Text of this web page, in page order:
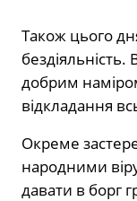
Також цього
добрим
відкладання
Окреме
народними
давати в борг